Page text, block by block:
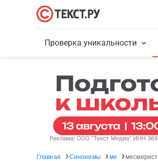
Проверка уникальности
Главная Синонимы ме месмерист